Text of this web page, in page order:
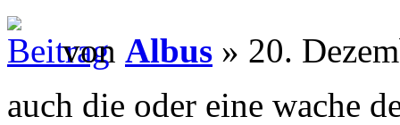
von Albus » 20.
auch die oder eine wache